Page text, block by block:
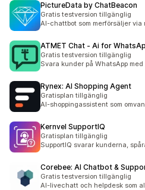
PictureData by ChatBeacon
Gratis testversion tillgänglig
AI-chattbot som merförsäljer
ATMET Chat ‑ Ai for
Gratis testversion tillgänglig
Svara kunder på WhatsApp
Rynex: AI Shopping Agent
Gratisplan tillgänglig
AI-shoppingassistent som
Kernvel SupportIQ
Gratisplan tillgänglig
SupportIQ svarar kunderna,
Corebee: AI Chatbot &
Gratis testversion tillgänglig
AI-livechatt och helpdesk som